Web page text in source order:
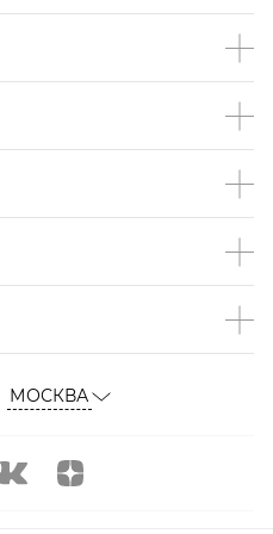
МОСКВА